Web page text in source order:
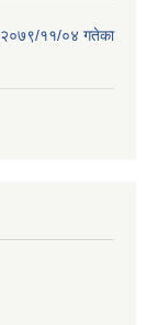
२०७९/११/०४ गतेका